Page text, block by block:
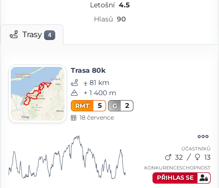
Letošní 4.5
Hlasů 90
Trasy 4
Trasa 80k
⨦ 81 km
+ 1 400 m
RMT 5 G 2
18 července
ÚČASTNÍKŮ
32 13
KONKURENCESCHOPNOST
PŘIHLAS SE